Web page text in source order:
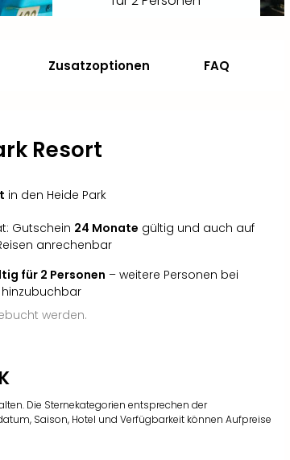
Zusatzoptionen FAQ
Resort
in den Heide Park
Gutschein 24 Monate gültig und auch auf
anrechenbar
für 2 Personen – weitere Personen bei
werden.
Die Sternekategorien entsprechen der
Saison, Hotel und Verfügbarkeit können Aufpreise